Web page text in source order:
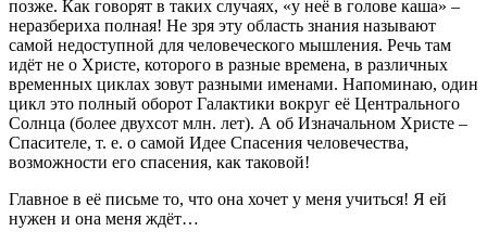
позже. Как говорят в таких случаях, «у неё в голове каша» –
неразбериха полная! Не зря эту область знания называют
самой недоступной для человеческого мышления. Речь там
идёт не о Христе, которого в разные времена, в различных
временных циклах зовут разными именами. Напоминаю, один
цикл это полный оборот Галактики вокруг её Центрального
Солнца (более двухсот млн. лет). А об Изначальном Христе –
Спасителе, т. е. о самой Идее Спасения человечества,
возможности его спасения, как таковой!
Главное в её письме то, что она хочет у меня учиться! Я ей
нужен и она меня ждёт…